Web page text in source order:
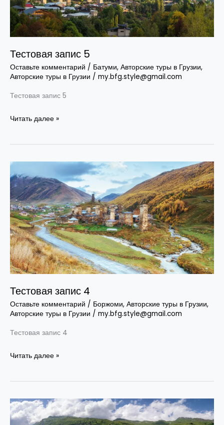
Тестовая запис 5
Оставьте комментарий / Батуми, Авторские туры в Грузии,
Авторские туры в Грузии / my.bfg.style@gmail.com
Тестовая запис 5
Читать далее »
Тестовая запис 4
Оставьте комментарий / Боржоми, Авторские туры в Грузии,
Авторские туры в Грузии / my.bfg.style@gmail.com
Тестовая запис 4
Тестовая
запис
4
Читать далее »
Тестовая
запись